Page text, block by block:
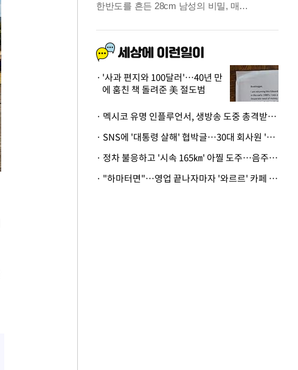
'사과 편지와 100달러'…40년 만
에 훔친 책 돌려준 美 절도범
· 멕시코 유명 인플루언서, 생방송 도중 총격받아 사망
· SNS에 '대통령 살해' 협박글…30대 회사원 '불구속 송치'
· 정차 불응하고 '시속 165㎞' 아찔 도주…음주운전자 체포
· "하마터면"…영업 끝나자마자 '와르르' 카페 테라스 덮친 대리석 외벽